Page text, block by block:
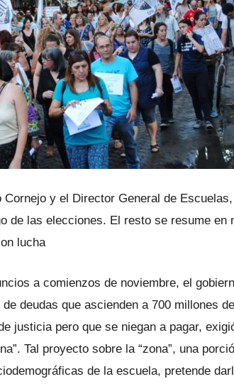
y el Director General de
de las elecciones. El resto se resume en
lucha
a comienzos de noviembre, el
deudas que ascienden a 700 millones
justicia pero que se niegan a pagar,
Tal proyecto sobre la “zona”, una
de la escuela, pretende